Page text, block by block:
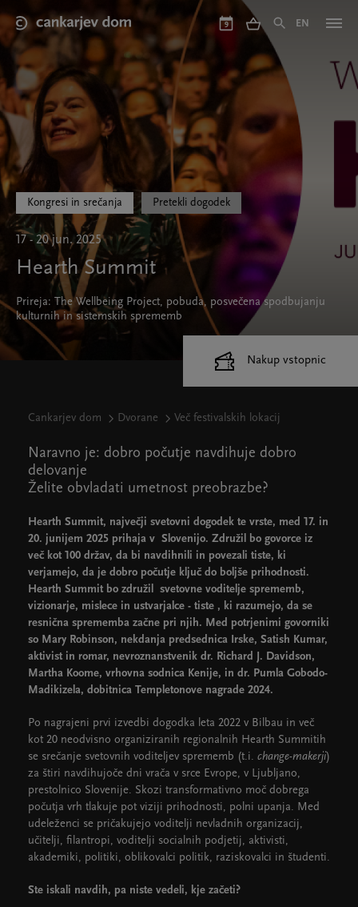
to
main
content
9 EN
Kongresi in srečanja Pretekli dogodek
17 - 20 jun. 2025
Hearth Summit
Prireja: The Wellbeing Project, pobuda, posvečena spodbujanju
kulturnih in sistemskih sprememb
Cankarjev dom Dvorane Več festivalskih lokacij
Naravno je: dobro počutje navdihuje dobro
delovanje
Želite obvladati umetnost preobrazbe?
Hearth Summit, največji svetovni dogodek te vrste, med 17. in
20. junijem 2025 prihaja v Slovenijo. Združil bo govorce iz
več kot 100 držav, da bi navdihnili in povezali tiste, ki
verjamejo, da je dobro počutje ključ do boljše prihodnosti.
Hearth Summit bo združil svetovne voditelje sprememb,
vizionarje, mislece in ustvarjalce - tiste , ki razumejo, da se
resnična sprememba začne pri njih. Med potrjenimi govorniki
so Mary Robinson, nekdanja predsednica Irske, Satish Kumar,
aktivist in romar, nevroznanstvenik dr. Richard J. Davidson,
Martha Koome, vrhovna sodnica Kenije, in dr. Pumla Gobodo-
Madikizela, dobitnica Templetonove nagrade 2024.
Po nagrajeni prvi izvedbi dogodka leta 2022 v Bilbau in več
kot 20 neodvisno organiziranih regionalnih Hearth Summitih
se srečanje svetovnih voditeljev sprememb (t.i. change-makerji)
za štiri navdihujoče dni vrača v srce Evrope, v Ljubljano,
prestolnico Slovenije. Skozi transformativno moč dobrega
počutja vrh tlakuje pot viziji prihodnosti, polni upanja. Med
udeleženci se pričakujejo voditelji nevladnih organizacij,
učitelji, filantropi, voditelji socialnih podjetij, aktivisti,
akademiki, politiki, oblikovalci politik, raziskovalci in študenti.
Ste iskali navdih, pa niste vedeli, kje začeti?
Nakup vstopnic